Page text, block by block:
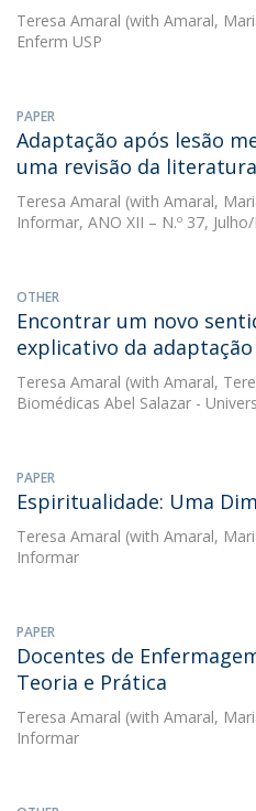
Teresa Amaral (with Amaral,
Enferm USP
PAPER
Adaptação após lesão
uma revisão da literatura
Teresa Amaral (with Amaral,
Informar, ANO XII – N.º 37,
OTHER
Encontrar um novo
explicativo da
Teresa Amaral (with Amaral,
Biomédicas Abel Salazar -
PAPER
Espiritualidade: Uma
Teresa Amaral (with Amaral,
Informar
PAPER
Docentes de
Teoria e Prática
Teresa Amaral (with Amaral,
Informar